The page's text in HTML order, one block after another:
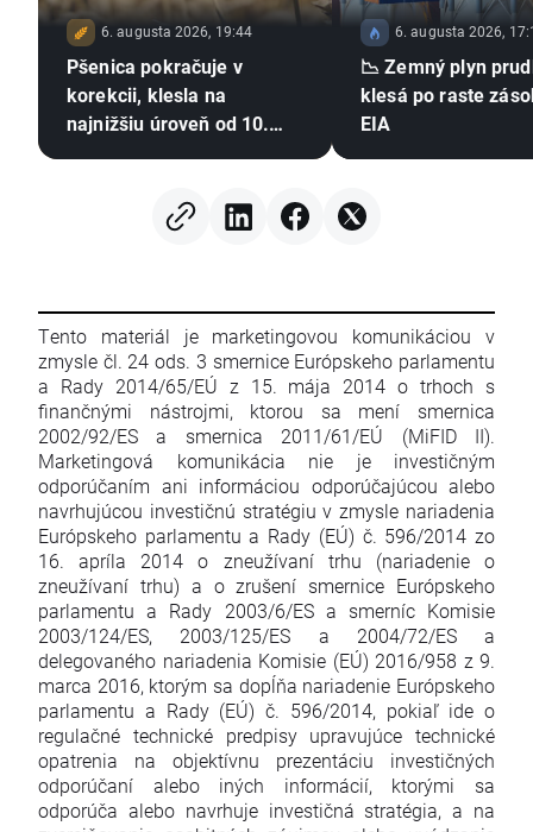
6. augusta 2026, 19:44
Pšenica pokračuje v
korekcii, klesla na
najnižšiu úroveň od 10.
centre pozornosti
6. augusta 2026,
📉 Zemný plyn
klesá po raste
EIA
Tento materiál je marketingovou komunikáciou v
zmysle čl. 24 ods. 3 smernice Európskeho parlamentu
a Rady 2014/65/EÚ z 15. mája 2014 o trhoch s
finančnými nástrojmi, ktorou sa mení smernica
2002/92/ES a smernica 2011/61/EÚ (MiFID II).
Marketingová komunikácia nie je investičným
odporúčaním ani informáciou odporúčajúcou alebo
navrhujúcou investičnú stratégiu v zmysle nariadenia
Európskeho parlamentu a Rady (EÚ) č. 596/2014 zo
16. apríla 2014 o zneužívaní trhu (nariadenie o
zneužívaní trhu) a o zrušení smernice Európskeho
parlamentu a Rady 2003/6/ES a smerníc Komisie
2003/124/ES, 2003/125/ES a 2004/72/ES a
delegovaného nariadenia Komisie (EÚ) 2016/958 z 9.
marca 2016, ktorým sa dopĺňa nariadenie Európskeho
parlamentu a Rady (EÚ) č. 596/2014, pokiaľ ide o
regulačné technické predpisy upravujúce technické
opatrenia na objektívnu prezentáciu investičných
odporúčaní alebo iných informácií, ktorými sa
odporúča alebo navrhuje investičná stratégia, a na